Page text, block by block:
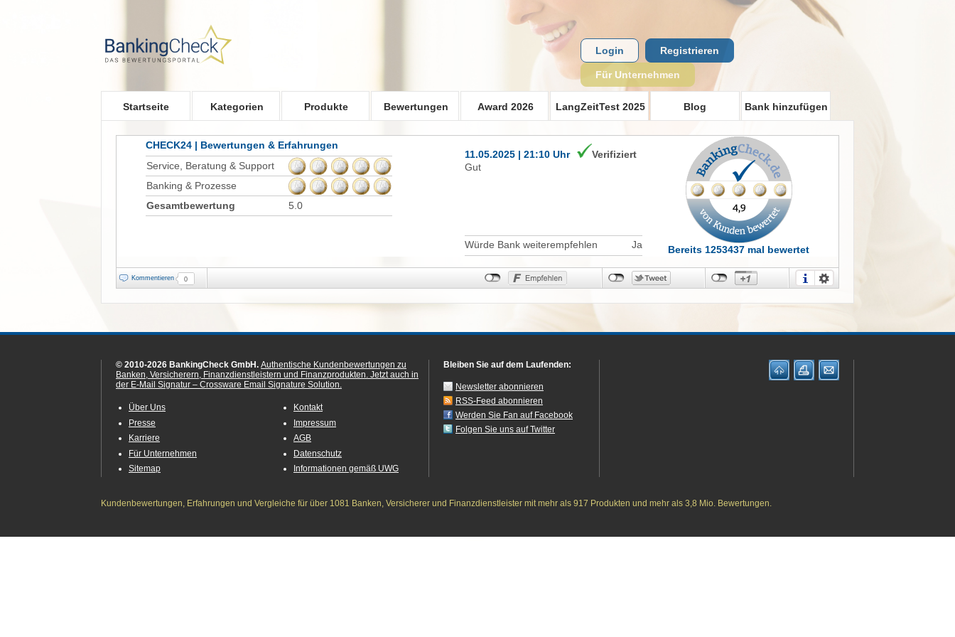
Startseite Kategorien Produkte Bewertungen Award 2026 LangZeitTest 2025 Blog Bank hinzufügen
Login Registrieren
Für Unternehmen
CHECK24 | Bewertungen & Erfahrungen
Service, Beratung & Support
Banking & Prozesse
Gesamtbewertung
5.0
11.05.2025 | 21:10 Uhr
Verifiziert
Gut
Würde Bank weiterempfehlen Ja Bereits 1253437 mal bewertet
Kommentieren 0
© 2010-2026 BankingCheck GmbH. Authentische Kundenbewertungen zu
Banken, Versicherern, Finanzdienstleistern und Finanzprodukten. Jetzt auch in
der E-Mail Signatur – Crossware Email Signature Solution.
Über Uns
Presse
Karriere
Für Unternehmen
Sitemap
Kontakt
Impressum
AGB
Datenschutz
Informationen gemäß UWG
Bleiben Sie auf dem Laufenden:
Newsletter abonnieren
RSS-Feed abonnieren
Werden Sie Fan auf Facebook
Folgen Sie uns auf Twitter
Kundenbewertungen, Erfahrungen und Vergleiche für über 1081 Banken, Versicherer und Finanzdienstleister mit mehr als 917 Produkten und mehr als 3,8 Mio. Bewertungen.